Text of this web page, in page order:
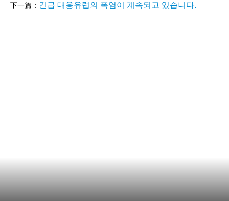
下一篇： 긴급 대응유럽의 폭염이 계속되고 있습니다.